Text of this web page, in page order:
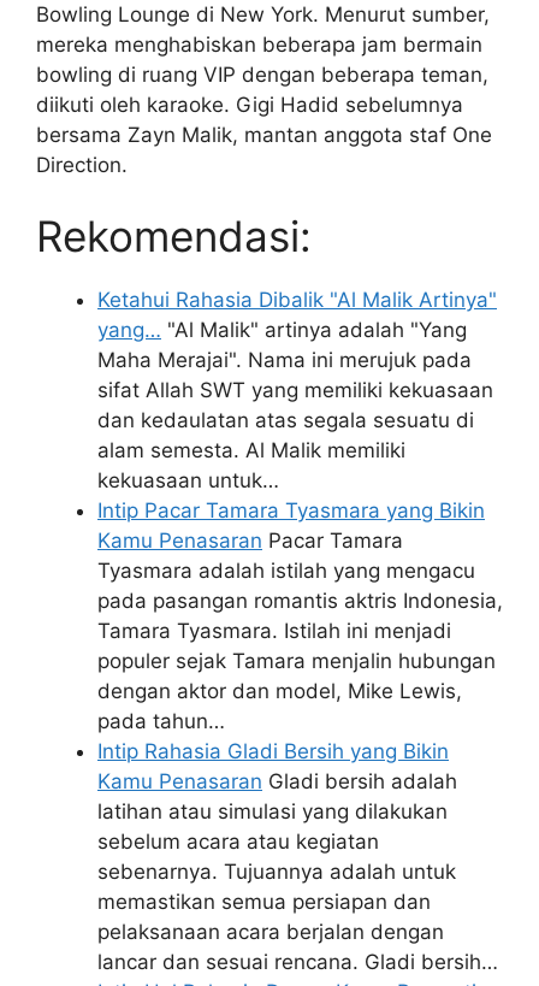
Bowling Lounge di New York. Menurut sumber,
mereka menghabiskan beberapa jam bermain
bowling di ruang VIP dengan beberapa teman,
diikuti oleh karaoke. Gigi Hadid sebelumnya
bersama Zayn Malik, mantan anggota staf One
Direction.
Rekomendasi:
Ketahui Rahasia Dibalik "Al Malik Artinya"
yang… "Al Malik" artinya adalah "Yang
Maha Merajai". Nama ini merujuk pada
sifat Allah SWT yang memiliki kekuasaan
dan kedaulatan atas segala sesuatu di
alam semesta. Al Malik memiliki
kekuasaan untuk…
Intip Pacar Tamara Tyasmara yang Bikin
Kamu Penasaran Pacar Tamara
Tyasmara adalah istilah yang mengacu
pada pasangan romantis aktris Indonesia,
Tamara Tyasmara. Istilah ini menjadi
populer sejak Tamara menjalin hubungan
dengan aktor dan model, Mike Lewis,
pada tahun…
Intip Rahasia Gladi Bersih yang Bikin
Kamu Penasaran Gladi bersih adalah
latihan atau simulasi yang dilakukan
sebelum acara atau kegiatan
sebenarnya. Tujuannya adalah untuk
memastikan semua persiapan dan
pelaksanaan acara berjalan dengan
lancar dan sesuai rencana. Gladi bersih…